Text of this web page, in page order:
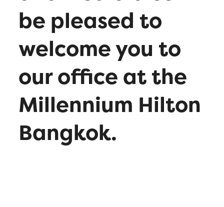
be pleased to
welcome you to
our office at the
Millennium Hilton
Bangkok.